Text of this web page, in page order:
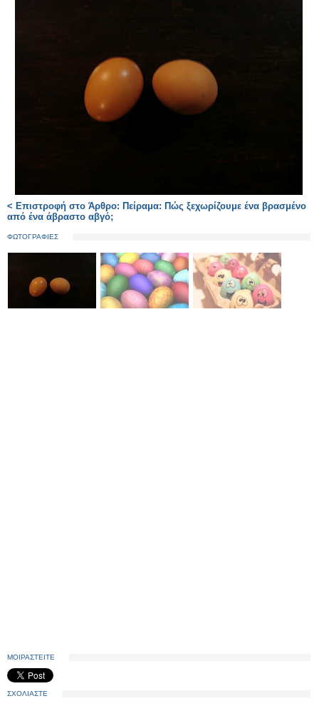
< Επιστροφή στο Άρθρο: Πείραμα: Πώς ξεχωρίζουμε ένα βρασμένο
από ένα άβραστο αβγό;
ΦΩΤΟΓΡΑΦΙΕΣ
ΜΟΙΡΑΣΤΕΙΤΕ
ΣΧΟΛΙΑΣΤΕ